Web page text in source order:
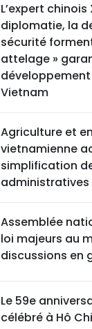
L’expert chinois
diplomatie, la
sécurité
attelage »
Vietnam
Agriculture et
vietnamienne
simplification
administratives
Assemblée
loi majeurs au
discussions en
Le 59e
célébré à Hô